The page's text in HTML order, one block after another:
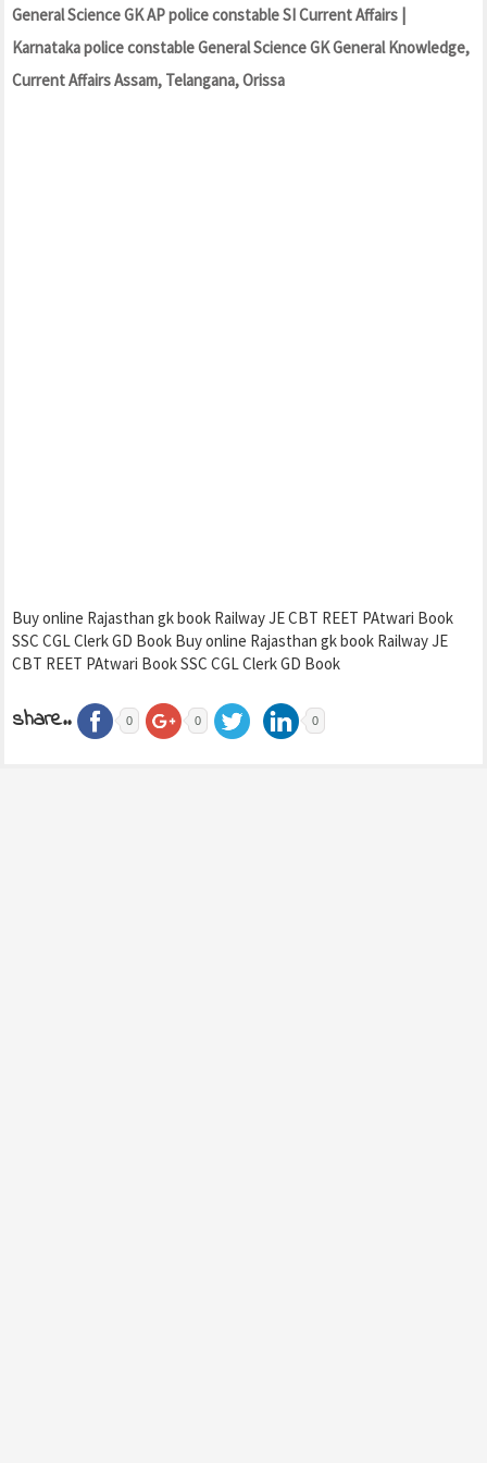
General Science GK AP police constable SI Current Affairs |
Karnataka police constable General Science GK General Knowledge,
Current Affairs Assam, Telangana, Orissa
Buy online Rajasthan gk book Railway JE CBT REET PAtwari Book
SSC CGL Clerk GD Book Buy online Rajasthan gk book Railway JE
CBT REET PAtwari Book SSC CGL Clerk GD Book
share.. 0 0 0